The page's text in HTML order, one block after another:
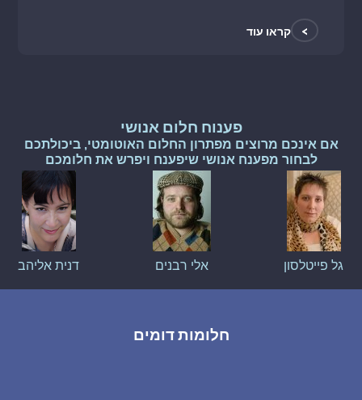
> קראו עוד
פענוח חלום אנושי
אם אינכם מרוצים מפתרון החלום האוטומטי, ביכולתכם
לבחור מפענח אנושי שיפענח ויפרש את חלומכם
גל פייטלסון אלי רבנים דנית אליהב
חלומות דומים